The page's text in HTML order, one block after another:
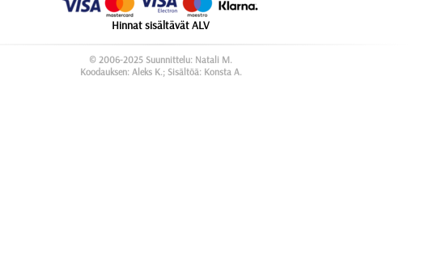
Hinnat sisältävät ALV
© 2006-2025 Suunnittelu: Natali M.
Koodauksen: Aleks K.; Sisältöä: Konsta A.